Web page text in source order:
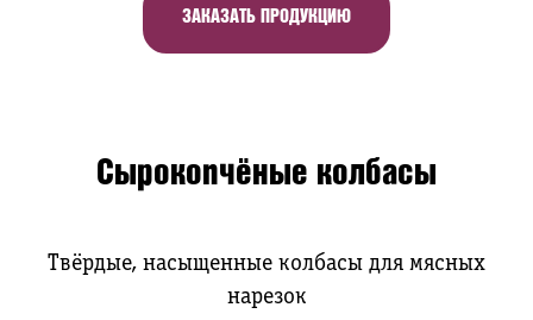
ЗАКАЗАТЬ ПРОДУКЦИЮ
Сырокопчёные колбасы
Твёрдые, насыщенные колбасы для мясных
нарезок